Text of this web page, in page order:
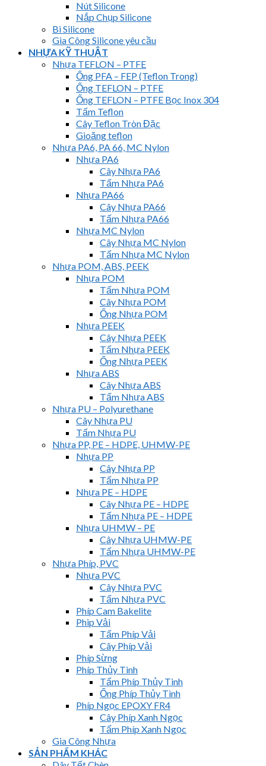
Nút Silicone
Nắp Chụp Silicone
Bi Silicone
Gia Công Silicone yêu cầu
NHỰA KỸ THUẬT
Nhựa TEFLON – PTFE
Ống PFA – FEP (Teflon Trong)
Ống TEFLON – PTFE
Ống TEFLON – PTFE Bọc Inox 304
Tấm Teflon
Cây Teflon Tròn Đặc
Gioăng teflon
Nhựa PA6, PA 66, MC Nylon
Nhựa PA6
Cây Nhựa PA6
Tấm Nhựa PA6
Nhựa PA66
Cây Nhựa PA66
Tấm Nhựa PA66
Nhựa MC Nylon
Cây Nhựa MC Nylon
Tấm Nhựa MC Nylon
Nhựa POM, ABS, PEEK
Nhựa POM
Tấm Nhựa POM
Cây Nhựa POM
Ống Nhựa POM
Nhựa PEEK
Cây Nhựa PEEK
Tấm Nhựa PEEK
Ống Nhựa PEEK
Nhựa ABS
Cây Nhựa ABS
Tấm Nhựa ABS
Nhựa PU – Polyurethane
Cây Nhựa PU
Tấm Nhựa PU
Nhựa PP, PE – HDPE, UHMW-PE
Nhựa PP
Cây Nhựa PP
Tấm Nhựa PP
Nhựa PE – HDPE
Cây Nhựa PE – HDPE
Tấm Nhựa PE – HDPE
Nhựa UHMW – PE
Cây Nhựa UHMW-PE
Tấm Nhựa UHMW-PE
Nhựa Phíp, PVC
Nhựa PVC
Cây Nhựa PVC
Tấm Nhựa PVC
Phíp Cam Bakelite
Phip Vải
Tấm Phíp Vải
Cây Phíp Vải
Phíp Sừng
Phíp Thủy Tinh
Tấm Phíp Thủy Tinh
Ống Phíp Thủy Tinh
Phíp Ngọc EPOXY FR4
Cây Phíp Xanh Ngọc
Tấm Phíp Xanh Ngọc
Gia Công Nhựa
SẢN PHẨM KHÁC